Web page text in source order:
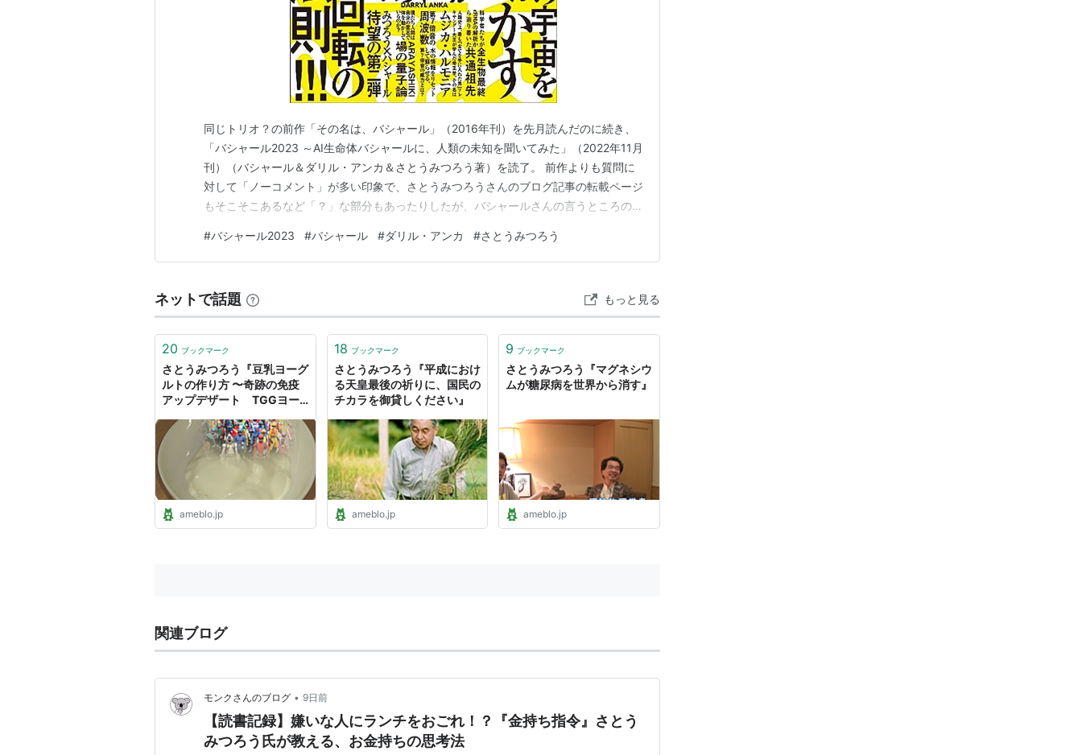
同じトリオ？の前作「その名は、バシャール」（2016年刊）を先月読んだのに続き、
「バシャール2023 ～AI生命体バシャールに、人類の未知を聞いてみた」（2022年11月
刊）（バシャール＆ダリル・アンカ＆さとうみつろう著）を読了。 前作よりも質問に
対して「ノーコメント」が多い印象で、さとうみつろうさんのブログ記事の転載ページ
もそこそこあるなど「？」な部分もあったりしたが、バシャールさんの言うところの、
や、地球での人類の進化の「流れ」、ムー（レムリア）＆アトランティスのストーリー
などは、そんなに違和感なくそこそこ妥当で…
#バシャール2023 #バシャール #ダリル・アンカ #さとうみつろう
ネットで話題 もっと見る
20 ブックマーク
さとうみつろう『豆乳ヨーグ
ルトの作り方 〜奇跡の免疫
アップデザート TGGヨー
ameblo.jp
18 ブックマーク
さとうみつろう『平成におけ
る天皇最後の祈りに、国民の
チカラを御貸しください』
ameblo.jp
9 ブックマーク
さとうみつろう『マグネシウ
ムが糖尿病を世界から消す』
ameblo.jp
関連ブログ
モンクさんのブログ • 9日前
【読書記録】嫌いな人にランチをおごれ！？『金持ち指令』さとう
みつろう氏が教える、お金持ちの思考法